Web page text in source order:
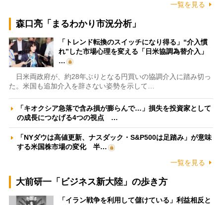
一覧を見る
森口亮「まるわかり市況分析」
「トレンド転換のスイッチになり得る」“介入慣
れ”した市場心理を変える「日米協調為替介入」
…
日米両政府が、約28年ぶりとなる円買いの協調介入に踏み切っ
た。米国も追加介入を辞さない姿勢を示して…
「キオクシア急落で含み損が膨らんで…」損失を投資家として
の成長につなげる4つの視点 …
「NYダウは高値更新、ナスダック・S&P500は足踏み」が意味
する米国株市場の変化 半…
一覧を見る
大前研一「ビジネス新大陸」の歩き方
「イラン戦争を利用して儲けている」利益相反と